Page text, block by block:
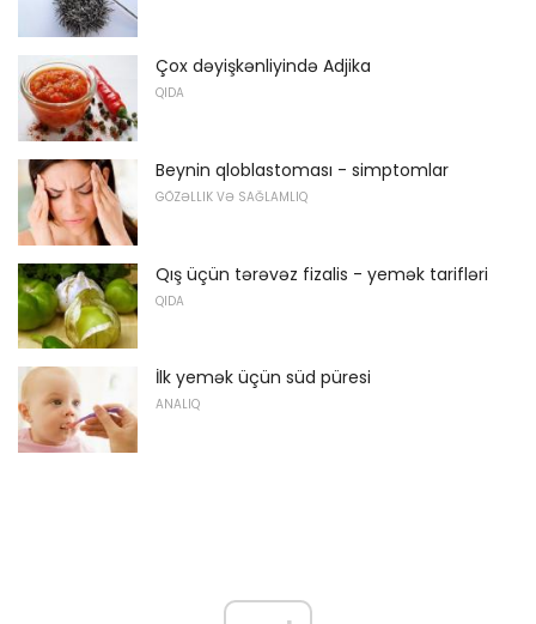
Çox dəyişkənliyində Adjika
QIDA
Beynin qloblastoması - simptomlar
GÖZƏLLIK VƏ SAĞLAMLIQ
Qış üçün tərəvəz fizalis - yemək tarifləri
QIDA
İlk yemək üçün süd püresi
ANALIQ